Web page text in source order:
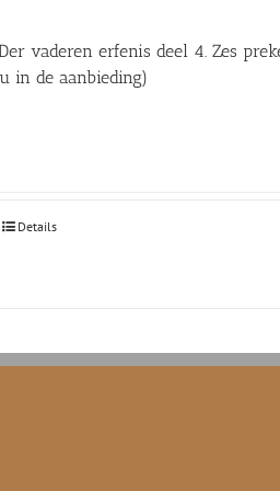
Der vaderen erfenis deel 4. Zes
in de aanbieding)
Details